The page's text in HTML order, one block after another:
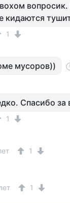
кидаются
1
мусоров))
Спасибо за
1
1
1